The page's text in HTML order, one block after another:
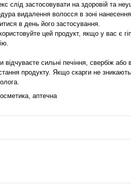
слід застосовувати на здоровій та
видалення волосся в зоні
в день його застосування.
цей продукт, якщо у вас є
відчуваєте сильні печіння, свербіж або
продукту. Якщо скарги не
аптечна